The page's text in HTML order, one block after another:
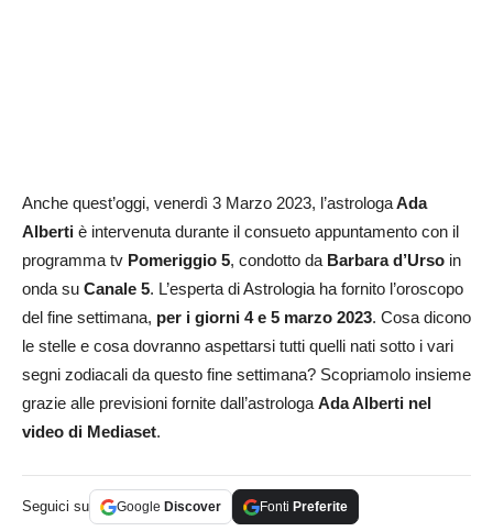
Anche quest’oggi, venerdì 3 Marzo 2023, l’astrologaAda
Alberti è intervenuta durante il consueto appuntamento con il
programma tv Pomeriggio 5, condotto da Barbarad’Urso in
onda su Canale 5. L’esperta di Astrologia ha fornito l’oroscopo
del fine settimana, per i giorni 4 e 5 marzo 2023. Cosa dicono
le stelle e cosa dovranno aspettarsi tutti quelli nati sotto i vari
segni zodiacali da questo fine settimana? Scopriamolo insieme
grazie alle previsioni fornite dall’astrologaAda Alberti nel
video di Mediaset.
Seguici su Google Discover Fonti Preferite